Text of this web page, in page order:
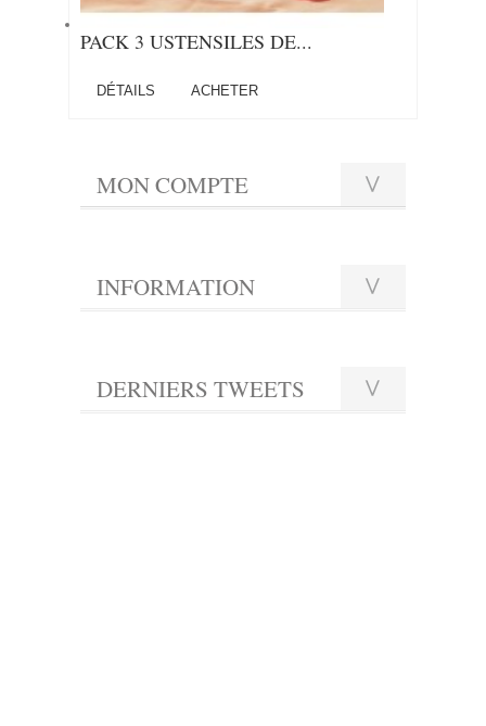
PACK 3 USTENSILES DE...
DÉTAILS ACHETER
MON COMPTE
INFORMATION
DERNIERS TWEETS